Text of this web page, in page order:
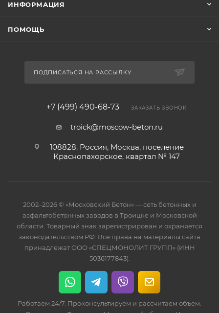
ИНФОРМАЦИЯ
ПОМОЩЬ
ПОДПИСАТЬСЯ НА РАССЫЛКУ
+7 (499) 490-68-73 ЗАКАЗАТЬ ЗВОНОК
troick@moscow-beton.ru
108828, Россия, Москва, поселение
Краснопахорское, квартал № 147
2002–2026 © «Московский Бетон» — сеть бетонных и
асфальтобетонных заводов в Троицке и Московской
области. Товарный знак зарегистрирован и охраняется
законодательством РФ. Все права на материалы сайта
принадлежат ООО «СПЕЦМОНОЛИТ ГРУПП» (ИНН
5036177843).
Работаем 24/7. Проконсультируем и рассчитаем объем.